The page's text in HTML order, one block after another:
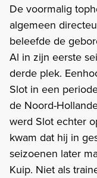
De voormalig
algemeen
beleefde de
Al in zijn eerste
derde plek.
Slot in een
de Noord-
werd Slot echter
kwam dat hij in
seizoenen later
Kuip. Niet als